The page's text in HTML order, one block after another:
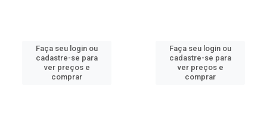
Faça seu login ou
cadastre-se para
ver preços e
comprar
Faça seu login ou
cadastre-se para
ver preços e
comprar